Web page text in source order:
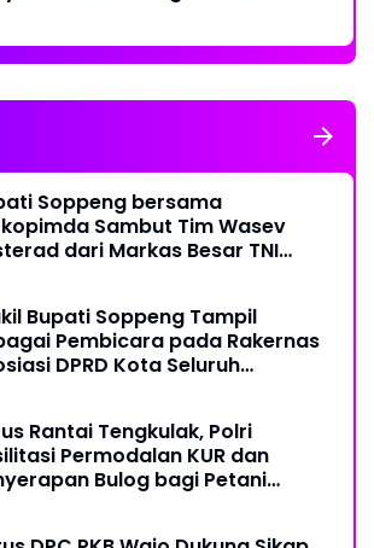
Soppeng bersama
Sambut Tim Wasev
dari Markas Besar TNI
Bupati Soppeng Tampil
Pembicara pada Rakernas
DPRD Kota Seluruh
Rantai Tengkulak, Polri
Permodalan KUR dan
Bulog bagi Petani